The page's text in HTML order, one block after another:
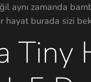
aynı zamanda
hayat burada sizi
Tiny